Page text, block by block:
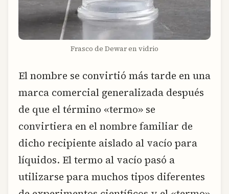
Frasco de Dewar en vidrio
El nombre se convirtió más tarde en una
marca comercial generalizada después
de que el término «termo» se
convirtiera en el nombre familiar de
dicho recipiente aislado al vacío para
líquidos. El termo al vacío pasó a
utilizarse para muchos tipos diferentes